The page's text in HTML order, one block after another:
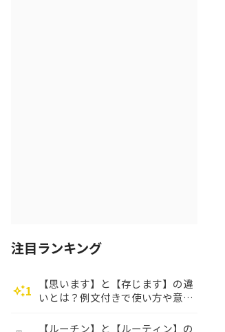
注目ランキング
auto_awesome1
【思います】と【存じます】の違
いとは？例文付きで使い方や意味
【ルーチン】と【ルーティン】の